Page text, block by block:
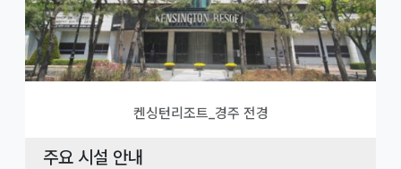
켄싱턴리조트_경주 전경
주요 시설 안내